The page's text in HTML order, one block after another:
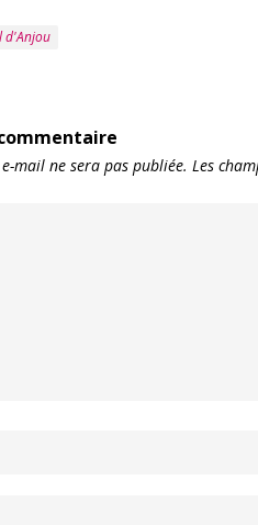
d'Anjou
mail ne sera pas publiée. Les